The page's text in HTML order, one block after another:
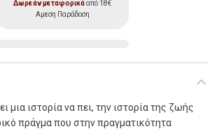
Δωρεάν μεταφορικάαπό 18€
Αμεση Παράδοση
μια ιστορία να πει, την ιστορία της ζωής
πράγμα που στην πραγματικότητα